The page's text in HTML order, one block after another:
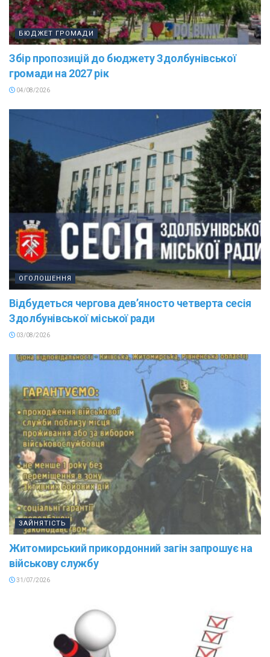
БЮДЖЕТ ГРОМАДИ
Збір пропозицій до бюджету Здолбунівської
громади на 2027 рік
04/08/2026
ОГОЛОШЕННЯ
Відбудеться чергова дев’яносто четверта сесія
Здолбунівської міської ради
03/08/2026
ЗАЙНЯТІСТЬ
Житомирський прикордонний загін запрошує на
військову службу
31/07/2026